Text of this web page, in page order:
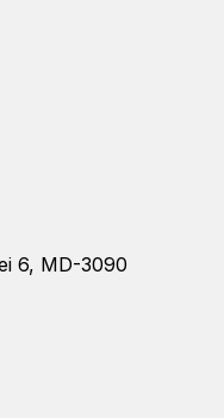
6, MD-3090